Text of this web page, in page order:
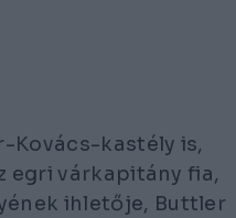
Kovács-kastély is,
egri várkapitány fia,
ihletője, Buttler